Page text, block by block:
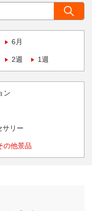
6月
2週 1週
ン
サリー
の他景品